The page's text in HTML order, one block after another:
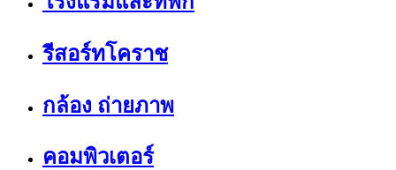
รีสอร์ทโคราช
กล้อง ถ่ายภาพ
คอมพิวเตอร์